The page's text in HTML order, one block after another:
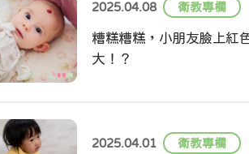
2025.04.08 衛教專欄
糟糕糟糕，小朋友臉上紅
大！？
2025.04.01 衛教專欄